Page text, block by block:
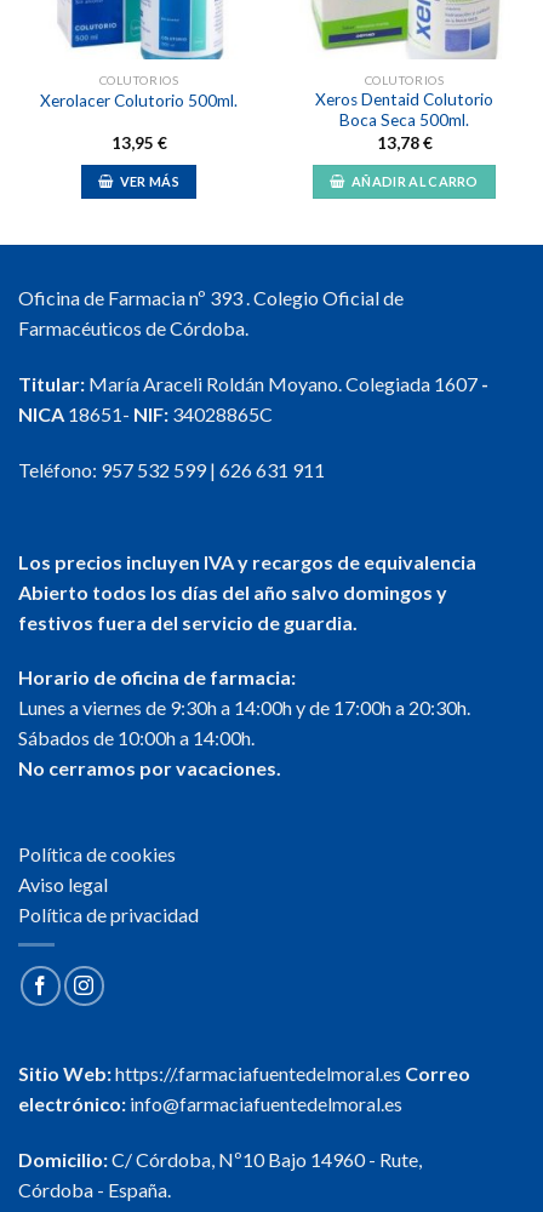
COLUTORIOS
Xerolacer Colutorio 500ml.
13,95 €
VER MÁS
COLUTORIOS
Xeros Dentaid Colutorio
Boca Seca 500ml.
13,78€
AÑADIR AL CARRO
Oficina de Farmacia nº 393 . Colegio Oficial de
Farmacéuticos de Córdoba.
Titular: María Araceli Roldán Moyano. Colegiada 1607 -
NICA 18651- NIF: 34028865C
Teléfono: 957 532 599| 626 631 911
Los precios incluyen IVA y recargos de equivalencia
Abierto todos los días del año salvo domingos y
festivos fuera del servicio de guardia.
Horario de oficina de farmacia:
Lunes a viernes de 9:30h a 14:00h y de 17:00h a 20:30h.
Sábados de 10:00h a 14:00h.
No cerramos por vacaciones.
Política de cookies
Aviso legal
Política de privacidad
Sitio Web:https://.farmaciafuentedelmoral.es Correo
electrónico: info@farmaciafuentedelmoral.es
Domicilio:C/ Córdoba, Nº10 Bajo 14960 - Rute,
Córdoba - España.